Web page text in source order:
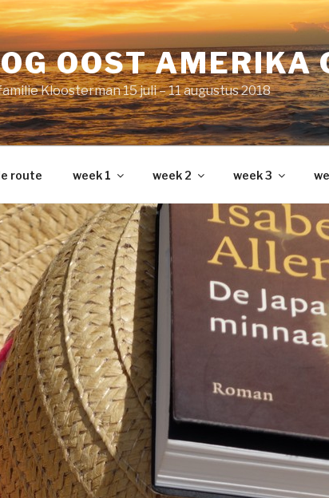
OOST AMERIKA
Kloosterman 15 juli – 11 augustus 2018
route week 1 week 2 week 3